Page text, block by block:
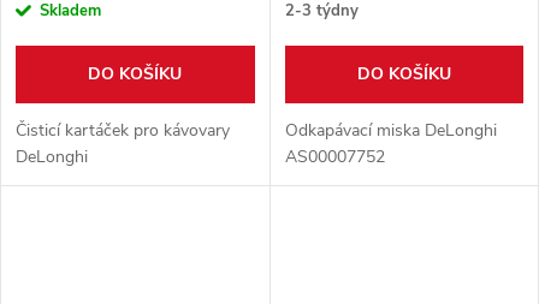
Skladem
DO KOŠÍKU
Čisticí kartáček pro kávovary
DeLonghi
2-3 týdny
DO KOŠÍKU
Odkapávací miska DeLonghi
AS00007752